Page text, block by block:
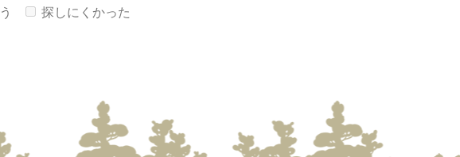
探しにくかった